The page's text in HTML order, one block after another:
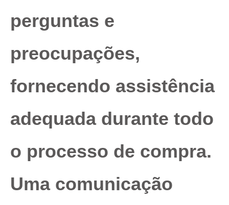
perguntas e
preocupações,
fornecendo assistência
adequada durante todo
o processo de compra.
Uma comunicação